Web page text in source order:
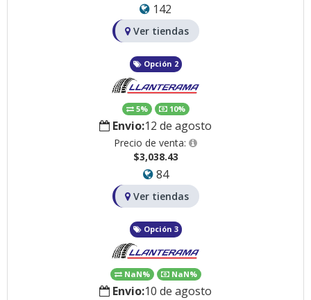
142
Ver tiendas
Opción 2
5% 10%
Envio:12 de agosto
Precio de venta:
$3,038.43
84
Ver tiendas
Opción 3
NaN% NaN%
Envio:10 de agosto